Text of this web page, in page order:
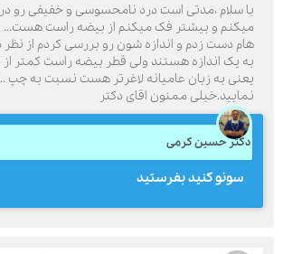
با سلام ،مدتی است درد نامحسوسی و خفیفی رو
میکنم و بیشتر فک میکنم از بیضه راست هست...
هام دست زدم و اندازه شون رو بررسی کردم از نظر
به یک اندازه هستند ولی قطر بیضه راست کمتر
یعنی به زبان عامیانه لاغرتر هست نسبت به چپ
نمایید.خیلی ممنون اقای دکتر
دکتر حسین کرمی
سونو كنيد بفرستيد